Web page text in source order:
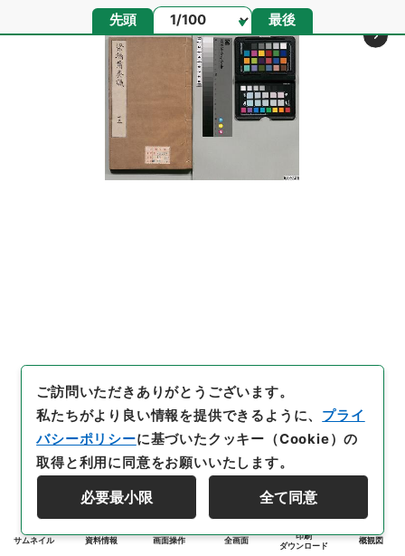
先頭 ページ 最後
サムネイル 資料情報 画面操作 全画面
印刷
ダウンロード
概観図
ご訪問いただきありがとうございます。
私たちがより良い情報を提供できるように、 プライ
バシーポリシーに基づいたクッキー（Cookie）の
取得と利用に同意をお願いいたします。
必要最小限 全て同意